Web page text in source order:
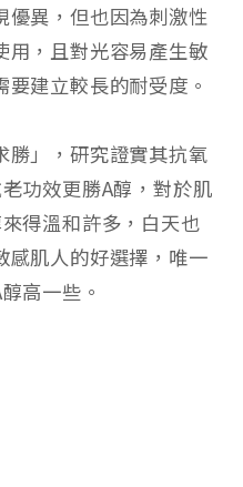
優異，但也因為刺激性
用，且對光容易產生敏
建立較長的耐受度。
勝」，研究證實其抗氧
功效更勝A醇，對於肌
得溫和許多，白天也
感肌人的好選擇，唯一
高一些。